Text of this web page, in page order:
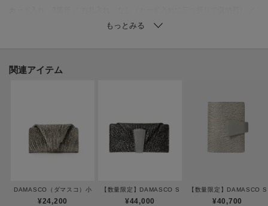
小銭入れ：1箇所 ／ スナップボタン調節：1段階
箔を貼った牛革に織物風の型押しを施し、最後にアンティーク風に仕上げて
ーーーーーーーーーーーーーーーーーーーーーーーーーーー
オンラインサイトの商品ページにある「ハートマーク」をクリックして簡単
関連アイテム
DAMASCO（ダマスコ）小銭入れ
¥24,200
【数量限定】DAMASCO SPECIAL（ダマスコ スペシャ
¥44,000
【数量限定】DAMASCO
¥40,700